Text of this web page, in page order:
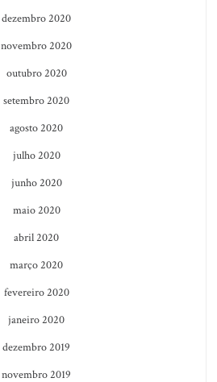
dezembro 2020
novembro 2020
outubro 2020
setembro 2020
agosto 2020
julho 2020
junho 2020
maio 2020
abril 2020
março 2020
fevereiro 2020
janeiro 2020
dezembro 2019
novembro 2019